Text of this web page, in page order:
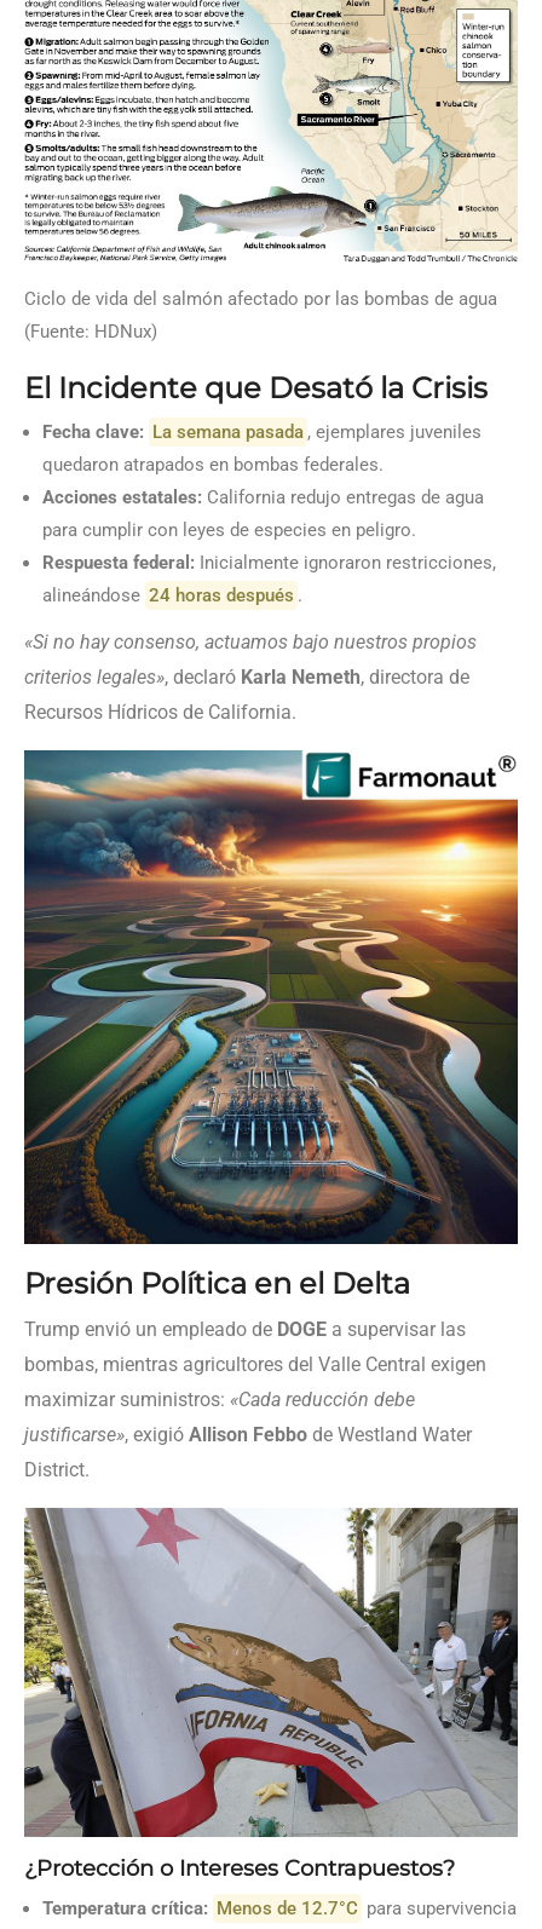
Ciclo de vida del salmón afectado por las bombas de agua
(Fuente: HDNux)
El Incidente que Desató la Crisis
Fecha clave: La semana pasada , ejemplares juveniles
quedaron atrapados en bombas federales.
Acciones estatales: California redujo entregas de agua
para cumplir con leyes de especies en peligro.
Respuesta federal: Inicialmente ignoraron restricciones,
alineándose 24 horas después .
«Si no hay consenso, actuamos bajo nuestros propios
criterios legales», declaró Karla Nemeth, directora de
Recursos Hídricos de California.
Presión Política en el Delta
Trump envió un empleado de DOGE a supervisar las
bombas, mientras agricultores del Valle Central exigen
maximizar suministros: «Cada reducción debe
justificarse», exigió Allison Febbo de Westland Water
District.
¿Protección o Intereses Contrapuestos?
Temperatura crítica: Menos de 12.7°C para supervivencia